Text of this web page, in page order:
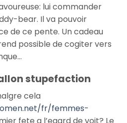
lui commander
bear. Il va pouvoir
de ce pente. Un cadeau
possible de cogiter vers
stupefaction
cela
fr/femmes-